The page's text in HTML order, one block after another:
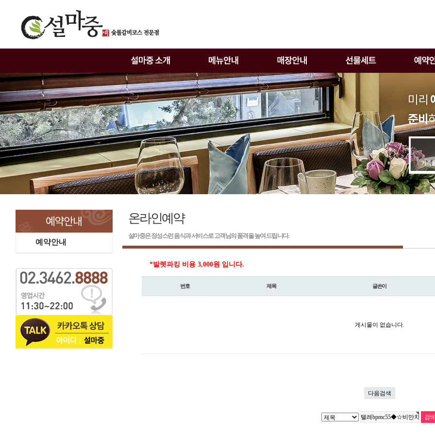
예약안내
온라인예약
설마중은 정성스런 음식과 서비스로 고객님의 품격을 높여 드립니다.
*발렛파킹 비용 3,000원 입니다.
번호 제목 글쓴이
게시물이 없습니다.
다음검색